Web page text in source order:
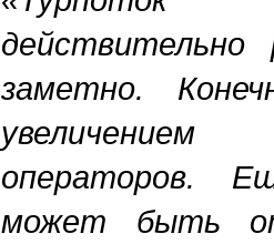
заметно.
операторов.
может быть